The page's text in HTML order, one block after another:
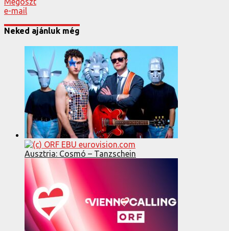
e-mail
Neked ajánluk még
Ausztria: Cosmó – Tanzschein